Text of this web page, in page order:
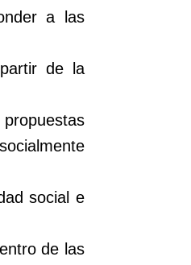
a las
de la
social e
de las